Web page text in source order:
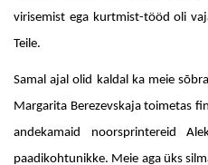
virisemist ega kurtmist-tööd oli
Teile.
Samal ajal olid kaldal ka meie
Margarita Berezevskaja toimetas
andekamaid noorsprintereid
paadikohtunikke. Meie aga üks